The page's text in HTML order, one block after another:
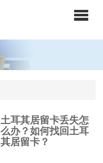
土耳其居留卡丢失怎
么办？如何找回土耳
其居留卡？